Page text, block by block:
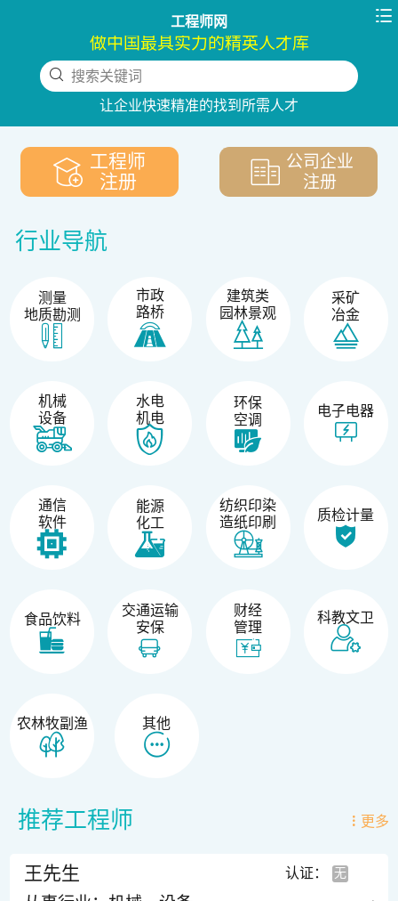
工程师网 
做中国最具实力的精英人才库
搜索关键词
让企业快速精准的找到所需人才
下拉刷新
工程师
注册
公司企业
注册
行业导航
测量
地质勘测
市政
路桥
建筑类
园林景观
采矿
冶金
机械
设备
水电
机电
环保
空调
电子电器
通信
软件
能源
化工
纺织印染
造纸印刷
质检计量
食品饮料
交通运输
安保
财经
管理
科教文卫
农林牧副渔 其他
推荐工程师 更多
王先生 认证：